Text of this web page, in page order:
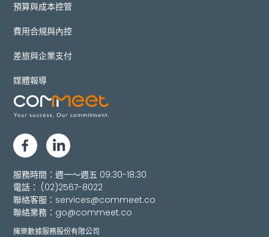
預算與成本控管
費用合規與內控
差旅與企業支付
媒體報導
服務時間：週一～週五 09:30-18:30
電話： (02)2567-8022
聯絡客服： services@commeet.co
聯絡業務： go@commeet.co
擁樂數據服務股份有限公司